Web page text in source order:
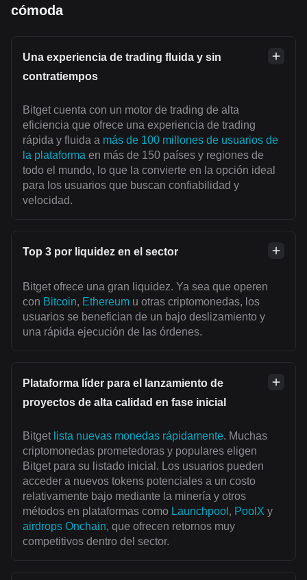
cómoda
Una experiencia de trading fluida y sin
contratiempos
Bitget cuenta con un motor de trading de alta
eficiencia que ofrece una experiencia de trading
rápida y fluida a más de 100 millones de usuarios de
la plataforma en más de 150 países y regiones de
todo el mundo, lo que la convierte en la opción ideal
para los usuarios que buscan confiabilidad y
velocidad.
Top 3 por liquidez en el sector
Bitget ofrece una gran liquidez. Ya sea que operen
con Bitcoin, Ethereum u otras criptomonedas, los
usuarios se benefician de un bajo deslizamiento y
una rápida ejecución de las órdenes.
Plataforma líder para el lanzamiento de
proyectos de alta calidad en fase inicial
Bitget lista nuevas monedas rápidamente. Muchas
criptomonedas prometedoras y populares eligen
Bitget para su listado inicial. Los usuarios pueden
acceder a nuevos tokens potenciales a un costo
relativamente bajo mediante la minería y otros
métodos en plataformas como Launchpool , PoolX y
airdrops Onchain, que ofrecen retornos muy
competitivos dentro del sector.